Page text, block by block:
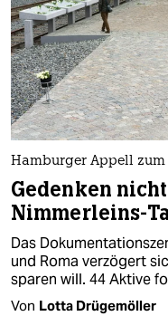
Hamburger Appell
Gedenken
Nimmerleins-
Das
und Roma verzögert
sparen will. 44 Aktive
Von Lotta Drügemöller